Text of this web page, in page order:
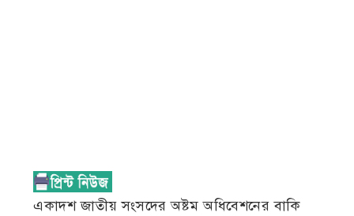
একাদশ জাতীয় সংসদের অষ্টম অধিবেশনের বাকি